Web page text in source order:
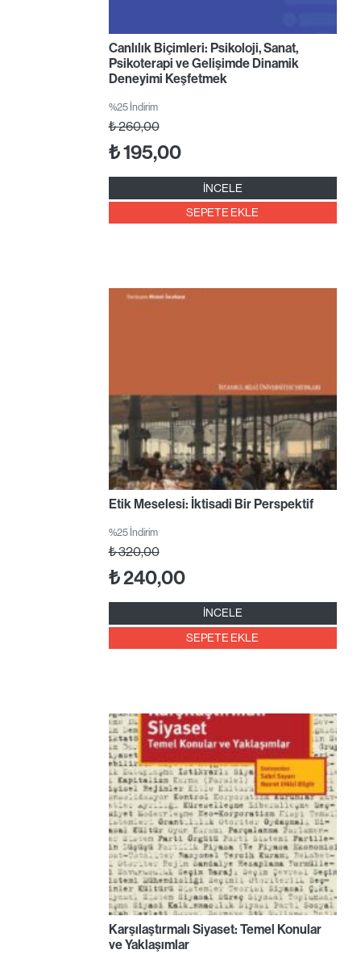
Canlılık Biçimleri: Psikoloji, Sanat,
Psikoterapi ve Gelişimde Dinamik
Deneyimi Keşfetmek
%25 İndirim
₺260,00
₺195,00
İNCELE
SEPETE EKLE
Etik Meselesi: İktisadi Bir Perspektif
%25 İndirim
₺320,00
₺240,00
İNCELE
SEPETE EKLE
Karşılaştırmalı Siyaset: Temel Konular
ve Yaklaşımlar